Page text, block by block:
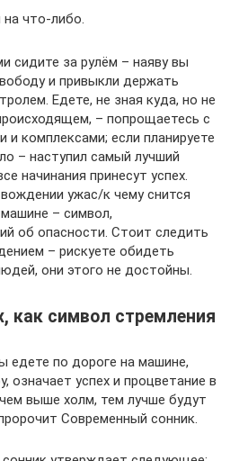
что-либо.
сидите за рулём – наяву вы
и привыкли держать
Едете, не зная куда, но не
– попрощаетесь с
и комплексами; если планируете
– наступил самый лучший
начинания принесут успех.
ужас/к чему снится
– символ,
об опасности. Стоит следить
– рискуете обидеть
они этого не достойны.
как символ стремления
едете по дороге на машине,
означает успех и процветание в
выше холм, тем лучше будут
Современный сонник.